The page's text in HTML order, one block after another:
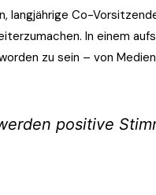
langjährige Co-
In einem
zu sein – von
positive